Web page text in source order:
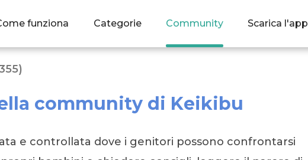
funziona Categorie Community Scarica l'app
community di Keikibu
e controllata dove i genitori possono confrontarsi